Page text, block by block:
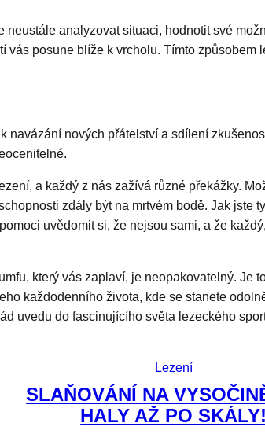
analyzovat situaci, hodnotit své
vás posune blíže k vrcholu. Tímto způsobem
nových přátelství a sdílení
a každý z nás zažívá různé překážky.
zdály být na mrtvém bodě. Jak jste
uvědomit si, že nejsou sami, a že
který vás zaplaví, je neopakovatelný. Je
každodenního života, kde se stanete
uvedu do fascinujícího světa lezeckého
Lezení
SLAŇOVÁNÍ NA
HALY AŽ PO SKÁLY!